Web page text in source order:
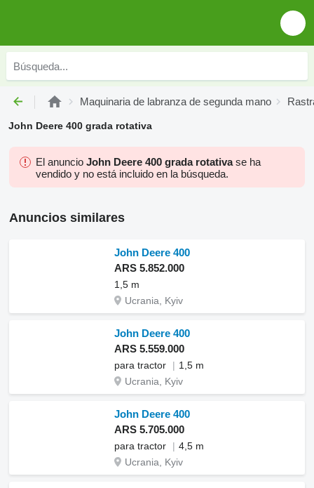
Maquinaria de labranza de segunda mano
John Deere 400 grada rotativa
El anuncio John Deere 400 grada rotativase ha
vendido y no está incluido en la búsqueda.
Anuncios similares
John Deere 400
ARS 5.852.000
1,5 m
Ucrania, Kyiv
John Deere 400
ARS 5.559.000
para tractor
1,5 m
Ucrania, Kyiv
John Deere 400
ARS 5.705.000
para tractor
4,5 m
Ucrania, Kyiv